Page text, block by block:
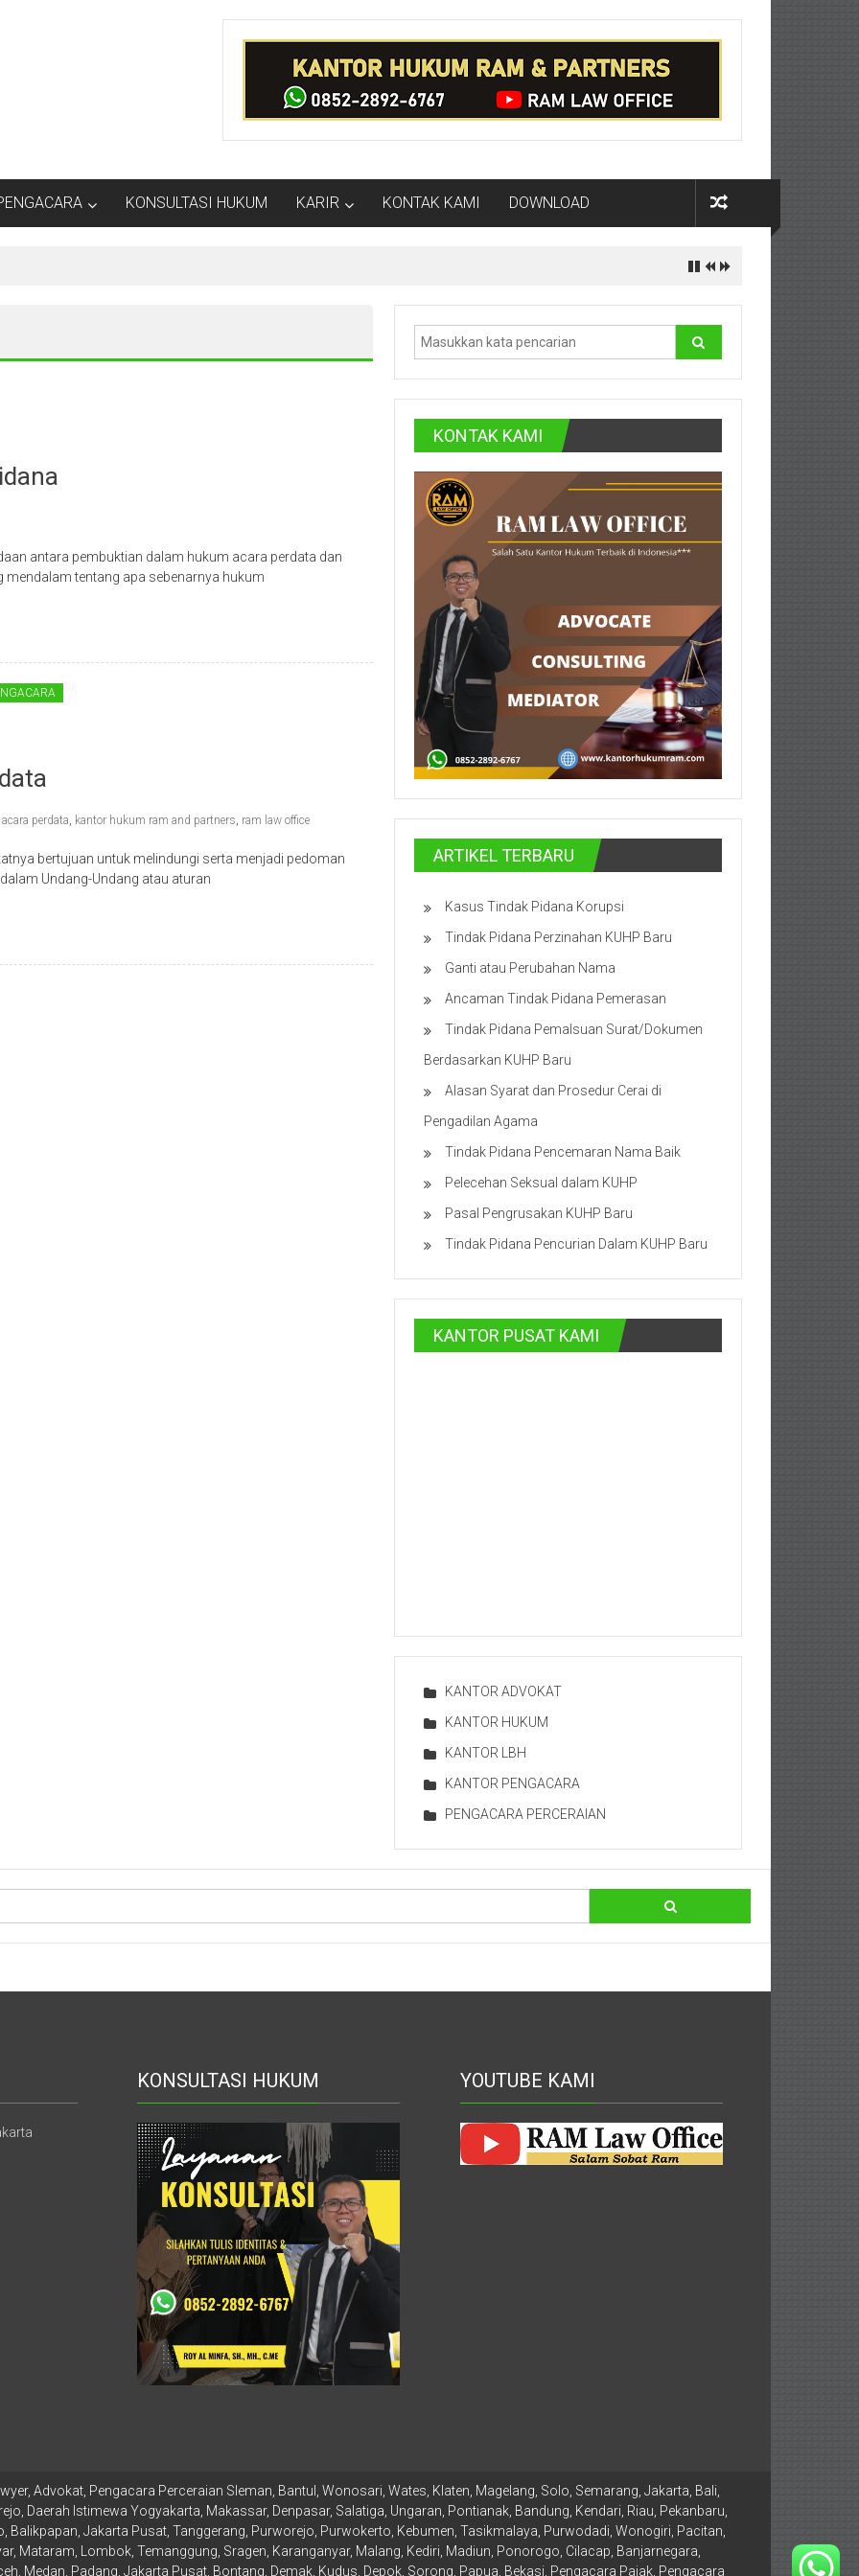
KONSULTASI HUKUM KARIR KONTAK KAMI DOWNLOAD
antara pembuktian dalam hukum acara perdata dan
tentang apa sebenarnya hukum
perdata, kantor hukum ram and partners, ram law office
bertujuan untuk melindungi serta menjadi pedoman
Undang-Undang atau aturan
KONTAK KAMI
ARTIKEL TERBARU
Kasus Tindak Pidana Korupsi
Tindak Pidana Perzinahan KUHP Baru
Ganti atau Perubahan Nama
Ancaman Tindak Pidana Pemerasan
Tindak Pidana Pemalsuan Surat/Dokumen
Berdasarkan KUHP Baru
Alasan Syarat dan Prosedur Cerai di
Pengadilan Agama
Tindak Pidana Pencemaran Nama Baik
Pelecehan Seksual dalam KUHP
Pasal Pengrusakan KUHP Baru
Tindak Pidana Pencurian Dalam KUHP Baru
KANTOR PUSAT KAMI
KANTOR ADVOKAT
KANTOR HUKUM
KANTOR LBH
KANTOR PENGACARA
PENGACARA PERCERAIAN
KONSULTASI HUKUM YOUTUBE KAMI
Advokat, Pengacara Perceraian Sleman, Bantul, Wonosari, Wates, Klaten, Magelang, Solo, Semarang, Jakarta, Bali,
Daerah Istimewa Yogyakarta, Makassar, Denpasar, Salatiga, Ungaran, Pontianak, Bandung, Kendari, Riau, Pekanbaru,
Balikpapan, Jakarta Pusat, Tanggerang, Purworejo, Purwokerto, Kebumen, Tasikmalaya, Purwodadi, Wonogiri, Pacitan,
Mataram, Lombok, Temanggung, Sragen, Karanganyar, Malang, Kediri, Madiun, Ponorogo, Cilacap, Banjarnegara,
Medan, Padang, Jakarta Pusat, Bontang, Demak, Kudus, Depok, Sorong, Papua, Bekasi, Pengacara Pajak, Pengacara